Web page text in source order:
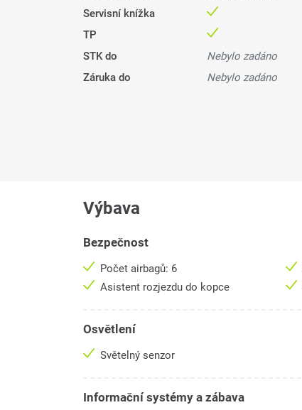
Servisní knížka
TP
STK do
Nebylo zadáno
Záruka do
Nebylo zadáno
Výbava
Bezpečnost
Počet airbagů: 6
Asistent rozjezdu do kopce
Osvětlení
Světelný senzor
Informační systémy a zábava